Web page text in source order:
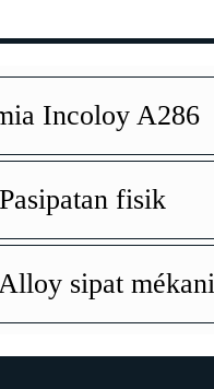
Incoloy A286
fisik
sipat